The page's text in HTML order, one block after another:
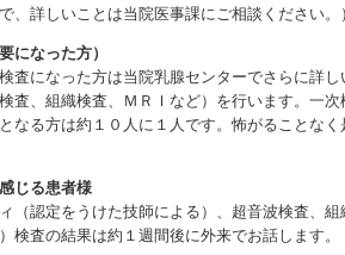
、詳しいことは当院医事課にご相談ください。
になった方）
査になった方は当院乳腺センターでさらに詳し
査、組織検査、ＭＲＩなど）を行います。一次
なる方は約１０人に１人です。怖がることなく
じる患者様
（認定をうけた技師による）、超音波検査、組
査の結果は約１週間後に外来でお話します。